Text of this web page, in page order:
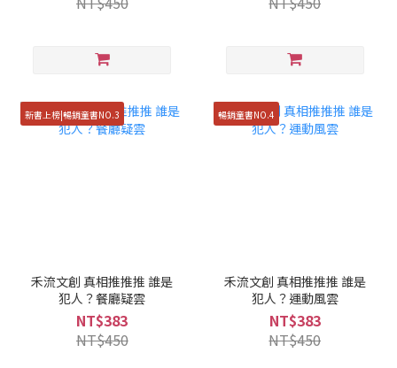
新書上榜|暢銷童書NO.3
禾流文創 真相推推推 誰是
犯人？餐廳疑雲
NT$383
NT$450
暢銷童書NO.4
禾流文創 真相推推推 誰是
犯人？運動風雲
NT$383
NT$450